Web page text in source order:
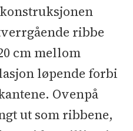
ribbe
cm mellom
løpende forbi
Ovenpå
ut som ribbene,